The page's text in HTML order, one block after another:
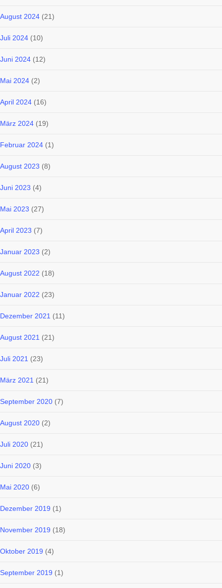
August 2024 (21)
Juli 2024 (10)
Juni 2024 (12)
Mai 2024 (2)
April 2024 (16)
März 2024 (19)
Februar 2024 (1)
August 2023 (8)
Juni 2023 (4)
Mai 2023 (27)
April 2023 (7)
Januar 2023 (2)
August 2022 (18)
Januar 2022 (23)
Dezember 2021 (11)
August 2021 (21)
Juli 2021 (23)
März 2021 (21)
September 2020 (7)
August 2020 (2)
Juli 2020 (21)
Juni 2020 (3)
Mai 2020 (6)
Dezember 2019 (1)
November 2019 (18)
Oktober 2019 (4)
September 2019 (1)